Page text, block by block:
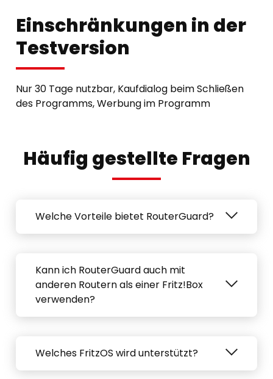
Einschränkungen in der
Testversion
Nur 30 Tage nutzbar, Kaufdialog beim Schließen
des Programms, Werbung im Programm
Häufig gestellte Fragen
Welche Vorteile bietet RouterGuard?
Kann ich RouterGuard auch mit
anderen Routern als einer Fritz!Box
verwenden?
Welches FritzOS wird unterstützt?